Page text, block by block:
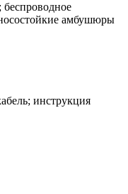
беспроводное
амбушюры
инструкция